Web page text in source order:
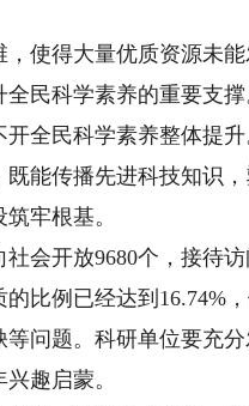
使得大量优质资源未能
民科学素养的重要支
全民科学素养整体提
能传播先进科技知识
牢根基。
开放9680个，接待访
比例已经达到16.74%
问题。科研单位要充
趣启蒙。